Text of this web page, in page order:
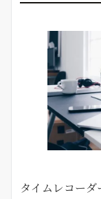
タイムレコー